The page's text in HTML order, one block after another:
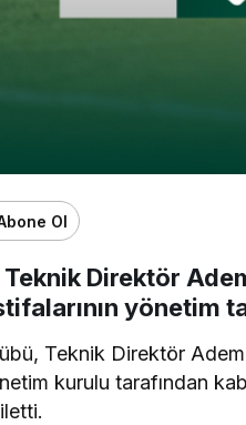
Ol
Direktör
yönetim
Teknik Direktör
kurulu tarafından